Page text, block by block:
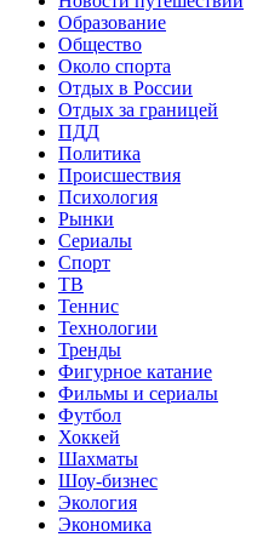
Образование
Общество
Около спорта
Отдых в России
Отдых за границей
ПДД
Политика
Происшествия
Психология
Рынки
Сериалы
Спорт
ТВ
Теннис
Технологии
Тренды
Фигурное катание
Фильмы и сериалы
Футбол
Хоккей
Шахматы
Шоу-бизнес
Экология
Экономика